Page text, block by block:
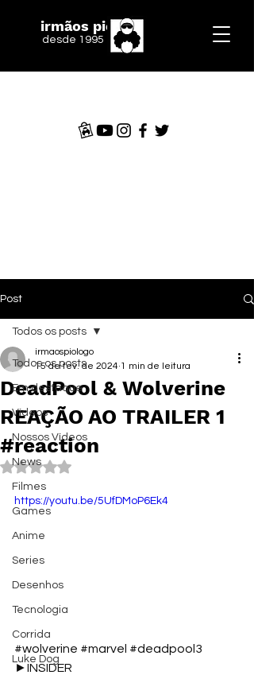
irmãos piologo
desde 1995
Post
Todos os posts
Em destaque
Vídeos
Nossos Vídeos
News
Filmes
Games
Anime
Series
Desenhos
Tecnologia
Corrida
Luke Dog
Todos os posts
DeadPool & Wolverine
REAÇÃO AO TRAILER 1
#reaction
irmaospiologo
15 de fev. de 2024 1 min de leitura
Avaliado com NaN de 5 estrelas.
https://youtu.be/5UfDMoP6Ek4
#wolverine #marvel #deadpool3
►INSIDER